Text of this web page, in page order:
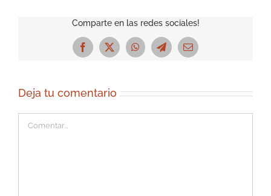
Comparte en las redes sociales!
Facebook
X WhatsAppTelegramCorreo
Deja tu comentario